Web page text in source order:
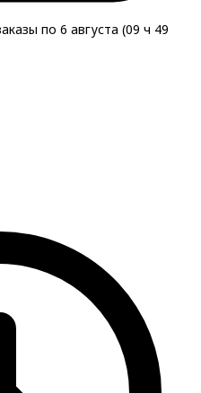
по 6 августа (09 ч 49